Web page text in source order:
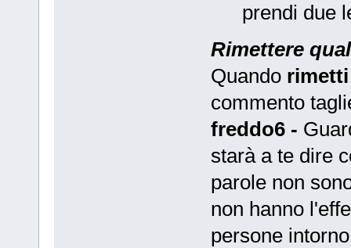
prendi due
Rimettere
Quando
commento
freddo6 -
starà a te dire
parole non
non hanno
persone